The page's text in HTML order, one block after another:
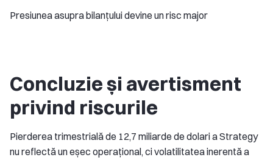
Presiunea asupra bilanțului devine un risc major
Concluzie și avertisment
privind riscurile
Pierderea trimestrială de 12,7 miliarde de dolari a Strategy
nu reflectă un eșec operațional, ci volatilitatea inerentă a